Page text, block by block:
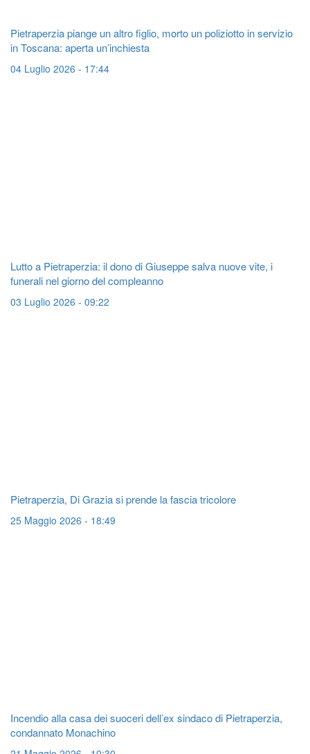
Pietraperzia piange un altro figlio, morto un poliziotto in servizio
in Toscana: aperta un’inchiesta
04 Luglio 2026 - 17:44
Lutto a Pietraperzia: il dono di Giuseppe salva nuove vite, i
funerali nel giorno del compleanno
03 Luglio 2026 - 09:22
Pietraperzia, Di Grazia si prende la fascia tricolore
25 Maggio 2026 - 18:49
Incendio alla casa dei suoceri dell’ex sindaco di Pietraperzia,
condannato Monachino